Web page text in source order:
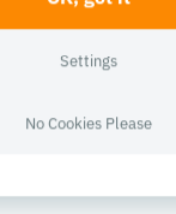
staatlichen
Welt
Settings
No Cookies Please